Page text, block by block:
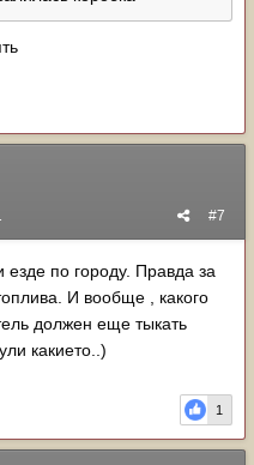
#7
езде по городу. Правда за
И вообще , какого
должен еще тыкать
какието..)
1